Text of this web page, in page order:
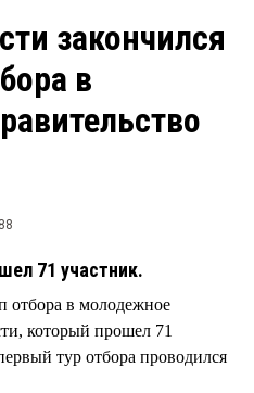
Рейтинги
Блоги
Архив
закончился
в
71 участник.
отбора в молодежное
который прошел 71
тур отбора проводился